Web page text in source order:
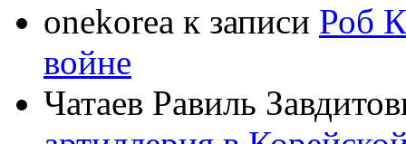
onekorea к записи Роб
войне
Чатаев Равиль